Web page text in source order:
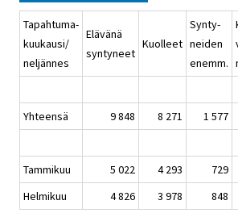
Tapahtuma-
kuukausi/
neljännes
Elävänä
syntyneet
Kuolleet
Synty-
neiden
enemm.
Yhteensä 9 848 8 271 1 577
Tammikuu 5 022 4 293 729
Helmikuu
4 826 3 978 848